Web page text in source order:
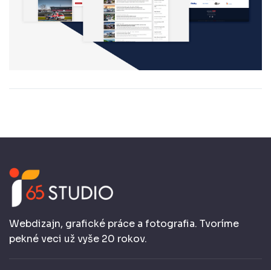
Webdizajn, grafické práce a fotografia. Tvoríme
pekné veci už vyše 20 rokov.